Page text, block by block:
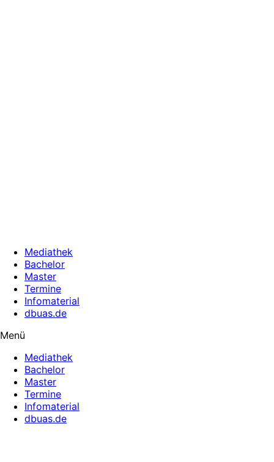
Mediathek
Bachelor
Master
Termine
Infomaterial
dbuas.de
Menü
Mediathek
Bachelor
Master
Termine
Infomaterial
dbuas.de